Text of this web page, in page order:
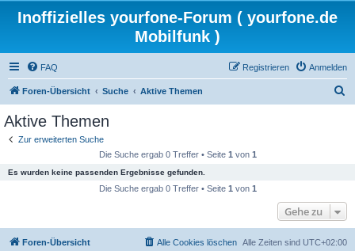
Inoffizielles yourfone-Forum ( yourfone.de
Mobilfunk )
FAQ Anmelden
Registrieren
Foren-Übersicht Suche Aktive Themen
Aktive Themen
Zur erweiterten Suche
Die Suche ergab 0 Treffer • Seite 1 von 1
Es wurden keine passenden Ergebnisse gefunden.
Die Suche ergab 0 Treffer • Seite 1 von 1
Gehe zu
Foren-Übersicht Alle Zeiten sind UTC+02:00
Alle Cookies löschen